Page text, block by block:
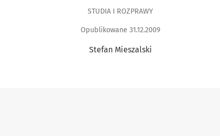
STUDIA I ROZPRAWY
Opublikowane 31.12.2009
Stefan Mieszalski